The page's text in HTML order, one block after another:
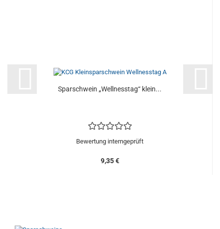
Sparschwein „Wellnesstag“ klein...
Bewertung interngeprüft
9,35 €